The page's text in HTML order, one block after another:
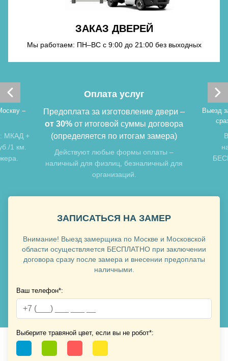
Хочу такую
Хочу такую
Хочу такую
Хочу такую
ЗАКАЗ ДВЕРЕЙ
Мы работаем: ПН–ВС с 9:00 до 21:00 без выходных
–
МКАД +
1 км.
Оплата услуг
Предоплата за изготовление двери –
от 30% от итоговой суммы договора
(определяется по итогам замера)
Действуют любые формы оплаты –
наличный для физлиц, безналичный для
организаций.
Выезд
ЗАПИСАТЬСЯ НА ЗАМЕР
Внимание! Выезд замерщика по Москве и Московской
области осуществляется БЕСПЛАТНО при заключении
договора сразу после замера и внесении предоплаты
наличными.
Ваш телефон*:
Выберите травяной цвет, если вы не робот*: